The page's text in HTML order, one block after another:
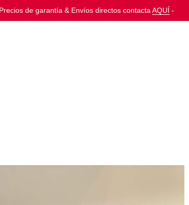
Precios de garantía & Envíos directos contacta AQUÍ -